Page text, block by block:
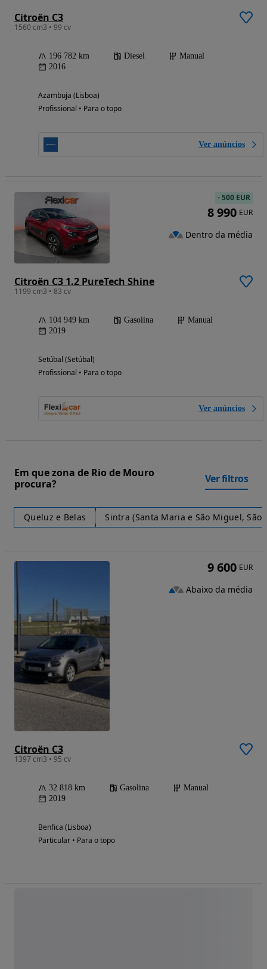
Citroën C3
1560 cm3 • 99 cv
196 782 km Diesel
Manual
2016
Azambuja (Lisboa)
Profissional • Para o topo
Ver anúncios
Citroën C3 1.2 PureTech Shine
1199 cm3 • 83 cv
104 949 km Gasolina
Manual
2019
Setúbal (Setúbal)
Profissional • Para o topo
Ver anúncios
-500 EUR
8 990 EUR
Dentro da média
Em que zona de Rio de Mouro
procura?
Ver filtros
Queluz e Belas Sintra (Santa Maria e São Miguel,
Citroën C3
1397 cm3 • 95 cv
32 818 km Gasolina
Manual
2019
Benfica (Lisboa)
Particular • Para o topo
9 600 EUR
Abaixo da média